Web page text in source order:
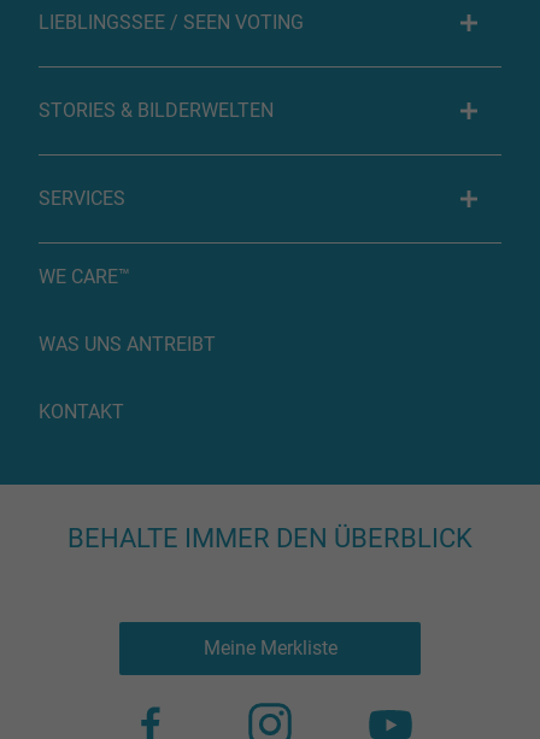
LIEBLINGSSEE / SEEN VOTING
STORIES & BILDERWELTEN
SERVICES
WE CARE™
WAS UNS ANTREIBT
KONTAKT
BEHALTE IMMER DEN ÜBERBLICK
Meine Merkliste